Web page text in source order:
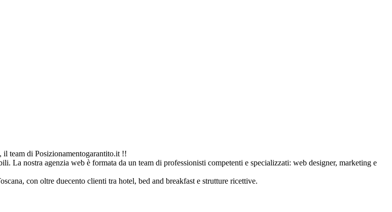
il team di Posizionamentogarantito.it !!
La nostra agenzia web è formata da un team di professionisti competenti e specializzati: web designer, marketing e
con oltre duecento clienti tra hotel, bed and breakfast e strutture ricettive.